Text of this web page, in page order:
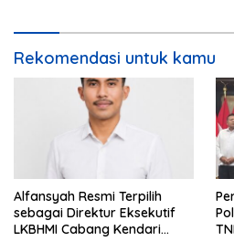
Rekomendasi untuk kamu
Alfansyah Resmi Terpilih
sebagai Direktur Eksekutif
LKBHMI Cabang Kendari